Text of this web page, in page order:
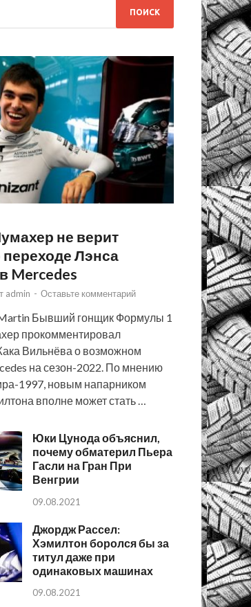
не верит
Лэнса
Mercedes
admin - Оставьте комментарий
Бывший гонщик Формулы 1
прокомментировал
Вильнёва о возможном
на сезон-2022. По мнению
1997, новым напарником
вполне может стать …
Юки Цунода объяснил,
почему обматерил Пьера
Гасли на Гран При
Венгрии
09.08.2021
Джордж Рассел:
Хэмилтон боролся бы за
титул даже при
одинаковых машинах
09.08.2021